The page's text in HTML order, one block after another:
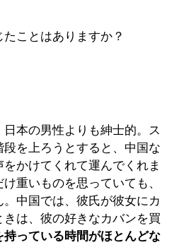
ことはありますか？
本の男性よりも紳士的。ス
を上ろうとすると、中国な
かけてくれて運んでくれま
重いものを思っていても、
中国では、彼氏が彼女にカ
は、彼の好きなカバンを買
持っている時間がほとんどな